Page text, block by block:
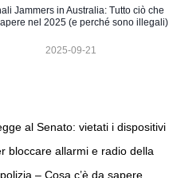
Jammers in Australia: Tutto ciò che
nel 2025 (e perché sono illegali)
2025-09-21